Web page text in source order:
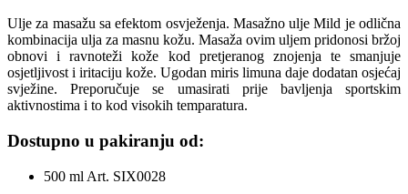
Ulje za masažu sa efektom osvježenja. Masažno ulje Mild je odlična
kombinacija ulja za masnu kožu. Masaža ovim uljem pridonosi bržoj
obnovi i ravnoteži kože kod pretjeranog znojenja te smanjuje
osjetljivost i iritaciju kože. Ugodan miris limuna daje dodatan osjećaj
svježine. Preporučuje se umasirati prije bavljenja sportskim
aktivnostima i to kod visokih temparatura.
Dostupno u pakiranju od:
500 ml Art. SIX0028